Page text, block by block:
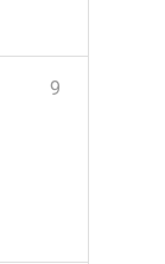
9